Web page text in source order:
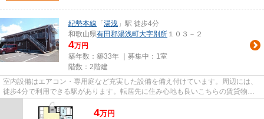
紀勢本線 「 湯浅 」駅 徒歩4分
和歌山県有田郡湯浅町大字別所 １０３－２
4万円
築年数：築33年 ｜募集中： 1室
階数：2階建
室内設備はエアコン・専用庭など充実した設備を備え付けています。周辺には、
徒歩4分で利用できる駅があります。転居先に住み心地も良いこちらの賃貸物
件。充実した新生活を過ごしまし...
4万円